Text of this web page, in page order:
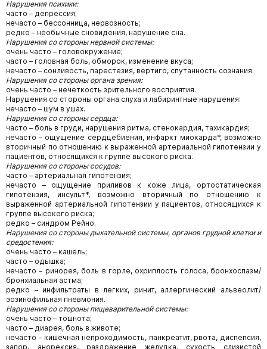
Нарушения психики:
часто – депрессия;
нечасто – бессонница, нервозность;
редко – необычные сновидения, нарушение сна.
Нарушения со стороны нервной системы:
очень часто – головокружение;
часто – головная боль, обморок, изменение вкуса;
нечасто – сонливость, парестезия, вертиго, спутанность сознания.
Нарушения со стороны органа зрения:
очень часто – нечеткость зрительного восприятия.
Нарушения со стороны органа слуха и лабиринтные нарушения:
нечасто – шум в ушах.
Нарушения со стороны сердца:
часто – боль в груди, нарушения ритма, стенокардия, тахикардия;
нечасто – ощущение сердцебиения, инфаркт миокарда*, возможно
вторичный по отношению к выраженной артериальной гипотензии у
пациентов, относящихся к группе высокого риска.
Нарушения со стороны сосудов:
часто – артериальная гипотензия;
нечасто – ощущение приливов к коже лица, ортостатическая
гипотензия, инсульт*, возможно вторичный по отношению к
выраженной артериальной гипотензии у пациентов, относящихся к
группе высокого риска;
редко – синдром Рейно.
Нарушения со стороны дыхательной системы, органов грудной клетки и
средостения:
очень часто – кашель;
часто – одышка;
нечасто – ринорея, боль в горле, охриплость голоса, бронхоспазм/
бронхиальная астма;
редко – инфильтраты в легких, ринит, аллергический альвеолит/
эозинофильная пневмония.
Нарушения со стороны пищеварительной системы:
очень часто – тошнота;
часто – диарея, боль в животе;
нечасто – кишечная непроходимость, панкреатит, рвота, диспепсия,
запор, анорексия, раздражение желудка, сухость слизистой